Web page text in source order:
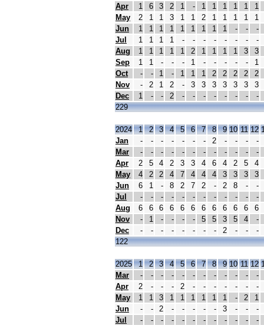
Apr
1 6 3 2 1 - 1 1 1 1 1
1
May
2 1 1 3 1 1 2 1 1 1 1
1
Jun
1 1 1 1 1 1 1 1 1 - -
-
Jul
1 1 1 1 - - - - - - -
-
Aug
1 1 1 1 1 2 1 1 1 1 3
3
Sep
1 1 - - - 1 - - - - -
1
Oct
- - 1 - 1 1 1 2 2 2 2
2
Nov
- 2 1 2 - 3 3 3 3 3 3
3
Dec
1 - - 2 - - - - - - -
-
229
2024 1 2 3 4 5 6 7 8 9 10 11 12
Jan
- - - - - - - 2 - - -
-
Mar
- - - - - - - - - - -
-
Apr
2 5 4 2 3 3 4 6 4 2 5
4
May
4 2 2 4 7 4 4 4 3 3 3
3
Jun
6 1 - 8 2 7 2 - 2 8 -
-
Jul
- - - - - - - - - - -
-
Aug
6 6 6 6 6 6 6 6 6 6 6
6
Nov
- 1 - - - - 5 5 3 5 4
-
Dec
- - - - - - - - 2 - -
-
122
2025 1 2 3 4 5 6 7 8 9 10 11 12
Mar
- - - - - - - - - - -
-
Apr
2 - - - 2 - - - - - -
-
May
1 1 3 1 1 1 1 1 1 - 2
1
Jun
- - 2 - - - - - 3 - -
-
Jul
- - - - - - - - - - -
-